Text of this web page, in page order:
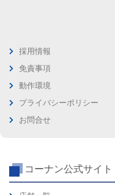
採用情報
免責事項
動作環境
プライバシーポリシー
お問合せ
コーナン公式サイト